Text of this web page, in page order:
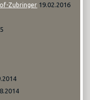
Zubringer 19.02.2016